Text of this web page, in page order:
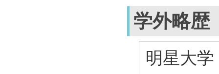
学外略歴
明星大